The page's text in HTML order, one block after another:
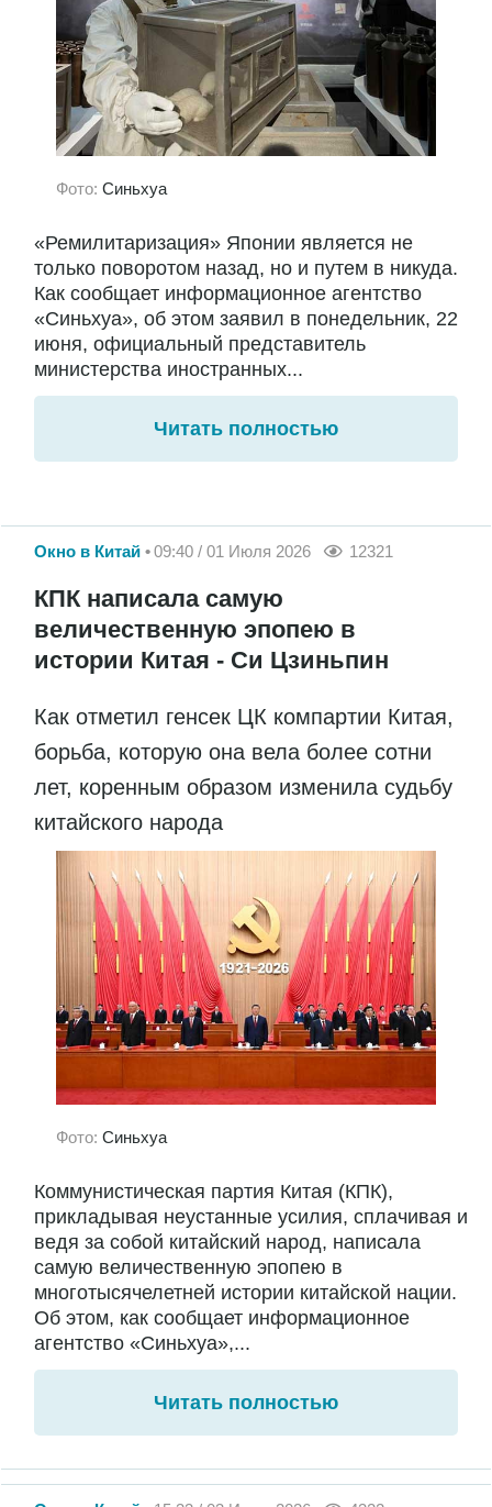
Фото: Синьхуа
«Ремилитаризация» Японии является не
только поворотом назад, но и путем в никуда.
Как сообщает информационное агентство
«Синьхуа», об этом заявил в понедельник, 22
июня, официальный представитель
министерства иностранных...
Читать полностью
Окно в Китай 09:40 / 01 Июля 2026 12321
КПК написала самую
величественную эпопею в
истории Китая - Си Цзиньпин
Как отметил генсек ЦК компартии Китая,
борьба, которую она вела более сотни
лет, коренным образом изменила судьбу
китайского народа
Фото: Синьхуа
Коммунистическая партия Китая (КПК),
прикладывая неустанные усилия, сплачивая и
ведя за собой китайский народ, написала
самую величественную эпопею в
многотысячелетней истории китайской нации.
Об этом, как сообщает информационное
агентство «Синьхуа»,...
Читать полностью